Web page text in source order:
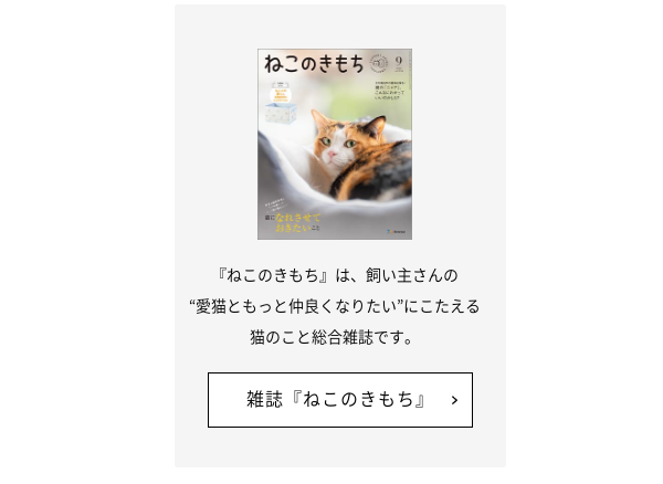
『ねこのきもち』は、飼い主さんの
“愛猫ともっと仲良くなりたい”にこたえる
猫のこと総合雑誌です。
雑誌『ねこのきもち』